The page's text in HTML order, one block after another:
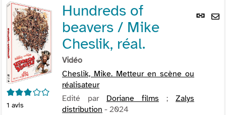
Lien
3/5
1 avis
Hundreds of
beavers / Mike
Cheslik, réal.
Vidéo
Cheslik, Mike. Metteur en scène ou
réalisateur
Edité par Doriane films ; Zalys
distribution - 2024